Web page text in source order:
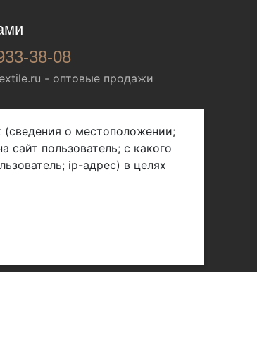
38-08
- оптовые продажи
(сведения о местоположении;
сайт пользователь; с какого
ip-адрес) в целях